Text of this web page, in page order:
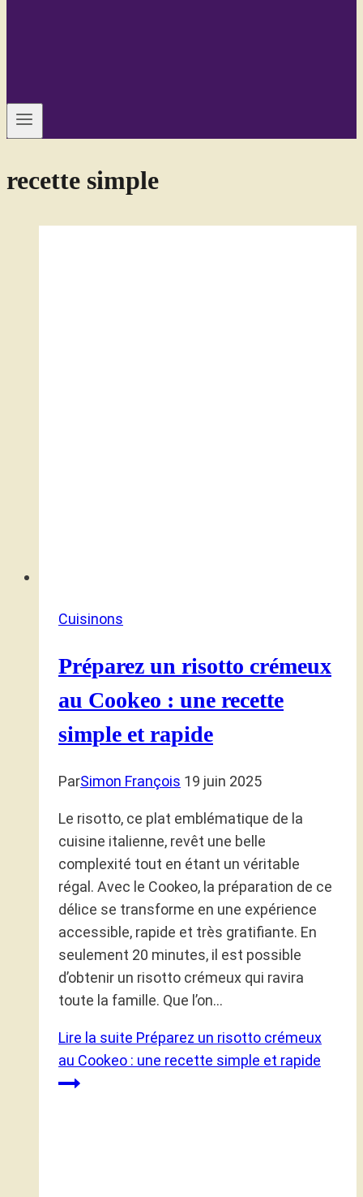
recette simple
Cuisinons
Préparez un risotto crémeux
au Cookeo : une recette
simple et rapide
ParSimon François 19 juin 2025
Le risotto, ce plat emblématique de la
cuisine italienne, revêt une belle
complexité tout en étant un véritable
régal. Avec le Cookeo, la préparation de ce
délice se transforme en une expérience
accessible, rapide et très gratifiante. En
seulement 20 minutes, il est possible
d’obtenir un risotto crémeux qui ravira
toute la famille. Que l’on…
Lire la suite Préparez un risotto crémeux
au Cookeo : une recette simple et rapide